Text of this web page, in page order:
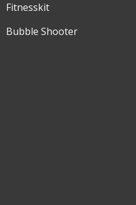
Fitnesskit
Bubble Shooter